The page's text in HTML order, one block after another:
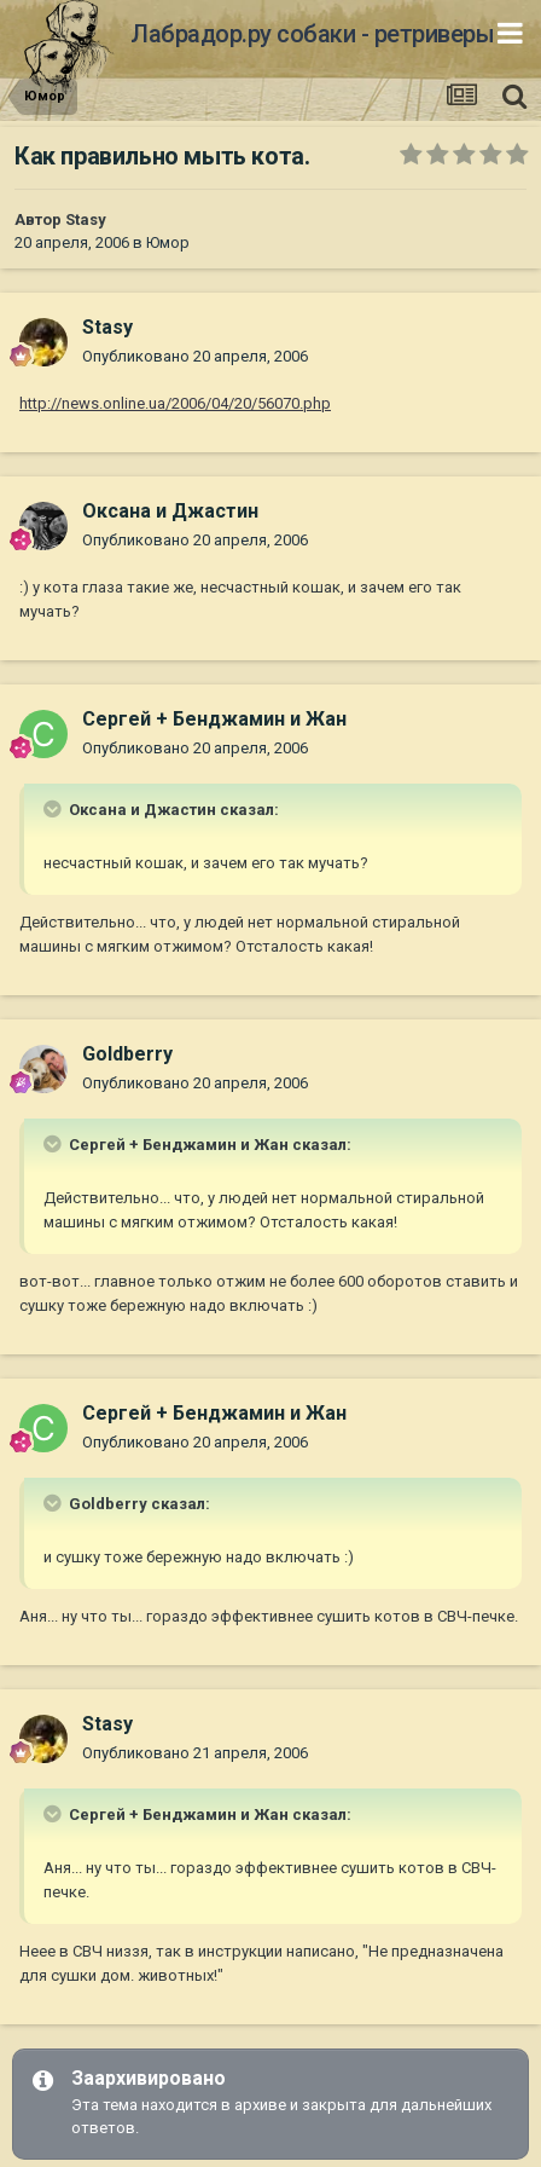
Лабрадор.ру собаки - ретриверы
Юмор
Как правильно мыть кота.
Автор Stasy
20 апреля, 2006 в Юмор
Stasy
Опубликовано 20 апреля, 2006
http://news.online.ua/2006/04/20/56070.php
Оксана и Джастин
Опубликовано 20 апреля, 2006
:) у кота глаза такие же, несчастный кошак, и зачем его так
мучать?
Сергей + Бенджамин и Жан
Опубликовано 20 апреля, 2006
Оксана и Джастин сказал:
несчастный кошак, и зачем его так мучать?
Действительно... что, у людей нет нормальной стиральной
машины с мягким отжимом? Отсталость какая!
Goldberry
Опубликовано 20 апреля, 2006
Сергей + Бенджамин и Жан сказал:
Действительно... что, у людей нет нормальной стиральной
машины с мягким отжимом? Отсталость какая!
вот-вот... главное только отжим не более 600 оборотов ставить и
сушку тоже бережную надо включать :)
Сергей + Бенджамин и Жан
Опубликовано 20 апреля, 2006
Goldberry сказал:
и сушку тоже бережную надо включать :)
Аня... ну что ты... гораздо эффективнее сушить котов в СВЧ-печке.
Stasy
Опубликовано 21 апреля, 2006
Сергей + Бенджамин и Жан сказал:
Аня... ну что ты... гораздо эффективнее сушить котов в СВЧ-
печке.
Неее в СВЧ низзя, так в инструкции написано, "Не предназначена
для сушки дом. животных!"
Заархивировано
Эта тема находится в архиве и закрыта для дальнейших
ответов.